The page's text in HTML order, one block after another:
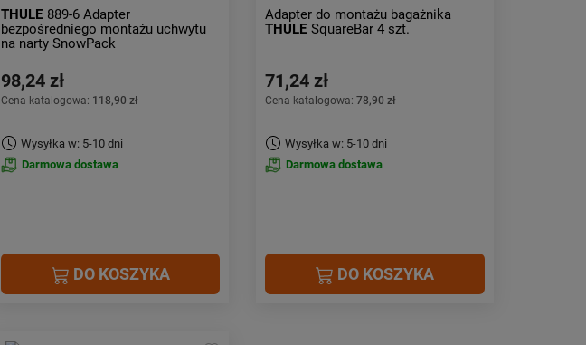
THULE 889-6 Adapter
bezpośredniego montażu uchwytu
na narty SnowPack
98,24 zł
Cena katalogowa: 118,90 zł
Wysyłka w: 5-10 dni
Darmowa dostawa
DO KOSZYKA
Adapter do montażu bagażnika
THULE SquareBar 4 szt.
71,24 zł
Cena katalogowa:78,90 zł
Wysyłka w: 5-10 dni
Darmowa dostawa
DO KOSZYKA